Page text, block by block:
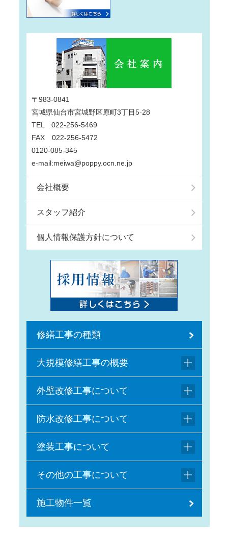
〒983-0841
宮城県仙台市宮城野区原町3丁目5-28
TEL 022-256-5469
FAX 022-256-5472
0120-085-345
e-mail:meiwa@poppy.ocn.ne.jp
会社概要
スタッフ紹介
個人情報保護方針について
修繕工事の種類
大規模修繕工事の概要
外壁改修工事について
防水改修工事について
塗装工事について
その他の工事について
施工物件一覧